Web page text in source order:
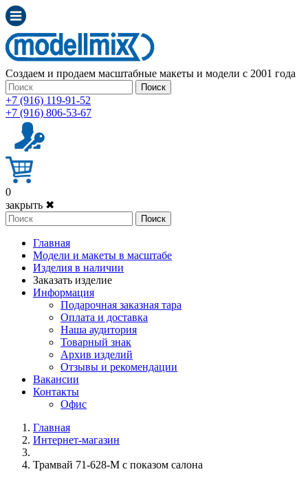
Создаем и продаем масштабные макеты и модели с 2001 года
Поиск
+7 (916) 119-91-52
+7 (916) 806-53-67
0
закрыть ✖
Поиск
Главная
Модели и макеты в масштабе
Изделия в наличии
Заказать изделие
Информация
Подарочная заказная тара
Оплата и доставка
Наша аудитория
Товарный знак
Архив изделий
Отзывы и рекомендации
Вакансии
Контакты
Офис
Главная
Интернет-магазин
Трамвай 71-628-М с показом салона